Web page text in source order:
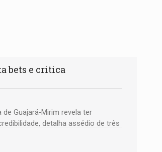
bets e critica
Guajará-Mirim revela ter
detalha assédio de três